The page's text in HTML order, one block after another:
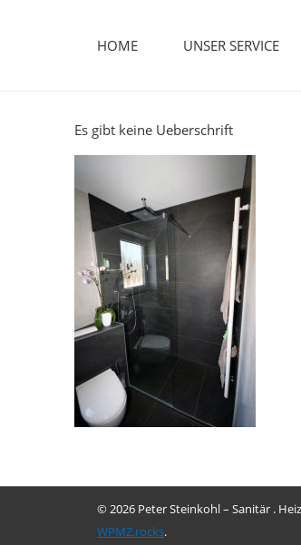
HOME UNSER SERVICE
Es gibt keine Ueberschrift
© 2026 Peter Steinkohl – Sanitär .
WPMZ.rocks.